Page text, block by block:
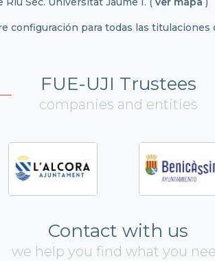
configuración para todas las titulaciones
FUE-UJI Trustees
companies and entities
Contact with us
we help you find what you